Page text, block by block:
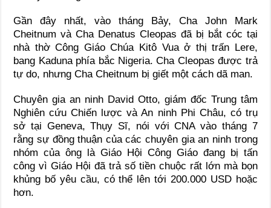
Gần đây nhất, vào tháng Bảy, Cha John Mark
Cheitnum và Cha Denatus Cleopas đã bị bắt cóc tại
nhà thờ Công Giáo Chúa Kitô Vua ở thị trấn Lere,
bang Kaduna phía bắc Nigeria. Cha Cleopas được trả
tự do, nhưng Cha Cheitnum bị giết một cách dã man.
Chuyên gia an ninh David Otto, giám đốc Trung tâm
Nghiên cứu Chiến lược và An ninh Phi Châu, có trụ
sở tại Geneva, Thụy Sĩ, nói với CNA vào tháng 7
rằng sự đồng thuận của các chuyên gia an ninh trong
nhóm của ông là Giáo Hội Công Giáo đang bị tấn
công vì Giáo Hội đã trả số tiền chuộc rất lớn mà bọn
khủng bố yêu cầu, có thể lên tới 200.000 USD hoặc
hơn.